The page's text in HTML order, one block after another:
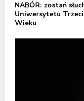
NABÓR: zostań
Uniwersytetu
Wieku